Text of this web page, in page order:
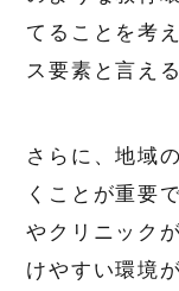
てることを考
ス要素と言え
さらに、地域
くことが重要
やクリニック
けやすい環境